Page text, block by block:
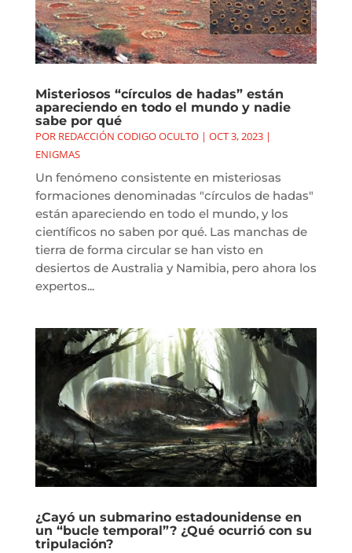
Misteriosos “círculos de hadas” están
apareciendo en todo el mundo y nadie
sabe por qué
POR REDACCIÓN CODIGO OCULTO| OCT 3, 2023|
ENIGMAS
Un fenómeno consistente en misteriosas
formaciones denominadas "círculos de hadas"
están apareciendo en todo el mundo, y los
científicos no saben por qué. Las manchas de
tierra de forma circular se han visto en
desiertos de Australia y Namibia, pero ahora los
expertos...
¿Cayó un submarino estadounidense en
un “bucle temporal”? ¿Qué ocurrió con su
tripulación?